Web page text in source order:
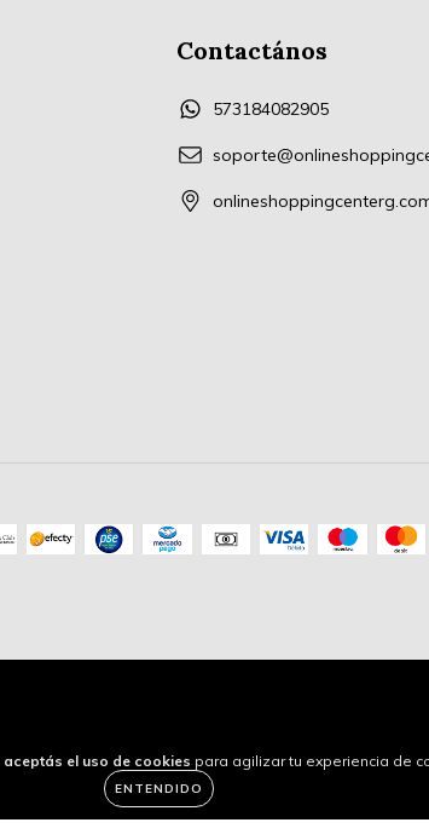
aceptás el uso de cookies para agilizar tu experiencia de
ENTENDIDO
Contactános
573184082905